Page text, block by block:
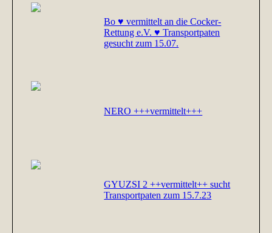
Bo ♥ vermittelt an die Cocker-
Rettung e.V. ♥ Transportpaten
gesucht zum 15.07.
NERO +++vermittelt+++
GYUZSI 2 ++vermittelt++ sucht
Transportpaten zum 15.7.23